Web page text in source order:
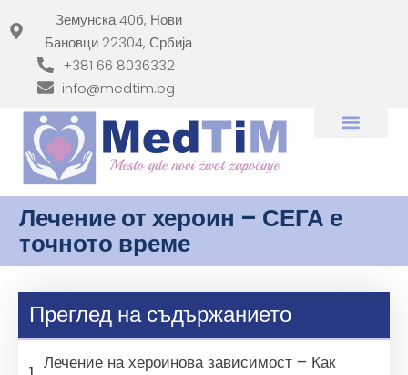
Земунска 40б, Нови
Бановци 22304, Србија
+381 66 8036332
info@medtim.bg
Лечение от хероин – СЕГА е
точното време
Преглед на съдържанието
Лечение на хероинова зависимост – Как